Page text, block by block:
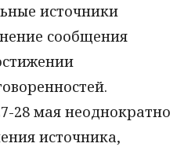
источники
сообщения
28 мая неоднократно
источника,